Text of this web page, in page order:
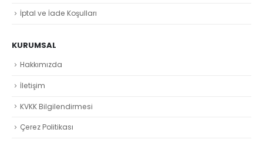
İptal ve İade Koşulları
KURUMSAL
Hakkımızda
İletişim
KVKK Bilgilendirmesi
Çerez Politikası